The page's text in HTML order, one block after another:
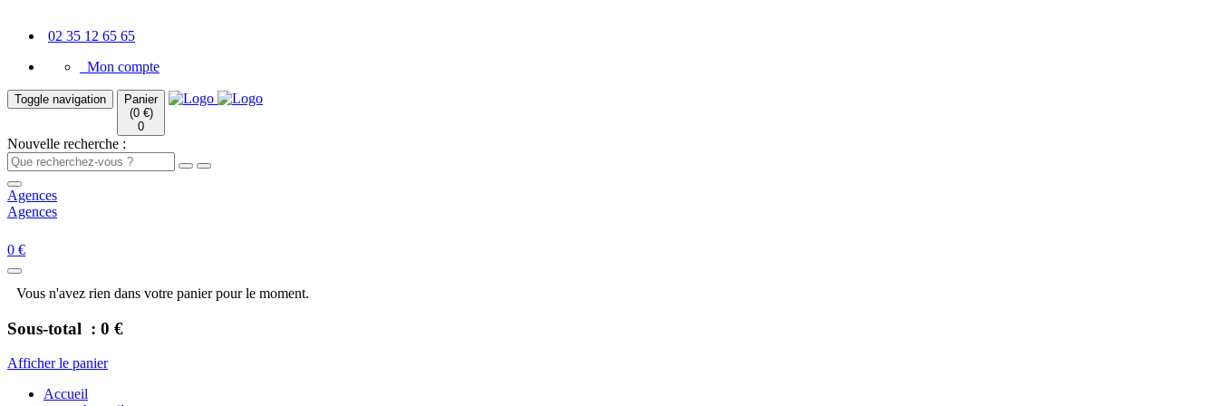
02 35 12 65 65
Mon compte
Toggle navigation
Panier
(0 €)
0
Nouvelle recherche :
Agences
Agences
0 €
Vous n'avez rien dans votre panier pour le moment.
Sous-total : 0 €
Afficher le panier
Accueil